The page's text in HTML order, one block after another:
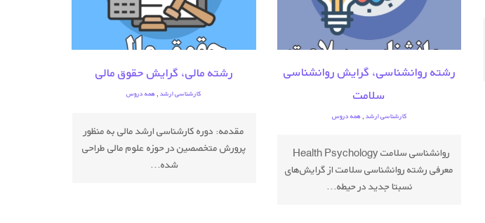
رشته مالی، گرایش حقوق مالی
کارشناسی ارشد ,همه دروس
مقدمه: دوره کارشناسی ارشد مالی به منظور
پرورش متخصصین در حوزه علوم مالی طراحی
شده...
رشته روانشناسی، گرایش روانشناسی
سلامت
کارشناسی ارشد ,همه دروس
معرفی رشته روانشناسی سلامت از گرایش‌های
نسبتا جدید در حیطه...